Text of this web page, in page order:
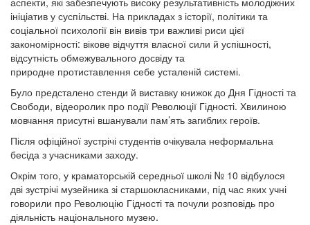
ініціатив у суспільстві. На прикладах з історії, політики та
соціальної психології він вивів три важливі риси цієї
закономірності: вікове відчуття власної сили й успішності,
відсутність обмежувального досвіду та
природне протиставлення себе усталеній системі.
Було предсталено стенди й виставку книжок до Дня Гідності та
Свободи, відеоролик про події Революції Гідності. Хвилиною
мовчання присутні вшанували пам’ять загиблих героїв.
Після офіційної зустрічі студентів очікувала неформальна
бесіда з учасниками заходу.
Окрім того, у краматорській середньої школі № 10 відбулося
дві зустрічі музейника зі старшокласниками, під час яких учні
говорили про Революцію Гідності та почули розповідь про
діяльність національного музею.